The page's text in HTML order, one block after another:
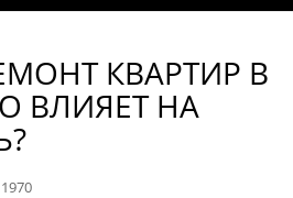
КВАРТИР В
ВЛИЯЕТ НА